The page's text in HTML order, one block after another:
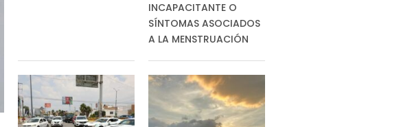
INCAPACITANTE O
SÍNTOMAS ASOCIADOS
A LA MENSTRUACIÓN